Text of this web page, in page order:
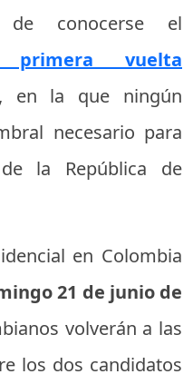
de conocerse el
vuelta
en la que ningún
necesario para
la República de
en Colombia
21 de junio de
volverán a las
los dos candidatos